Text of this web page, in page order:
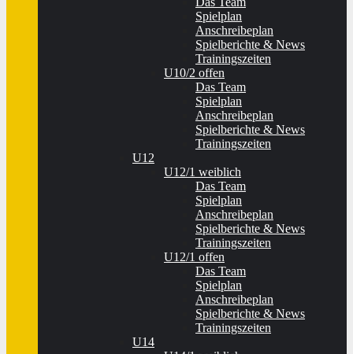
Spielplan
Anschreibeplan
Spielberichte & News
Trainingszeiten
U10/2 offen
Das Team
Spielplan
Anschreibeplan
Spielberichte & News
Trainingszeiten
U12
U12/1 weiblich
Das Team
Spielplan
Anschreibeplan
Spielberichte & News
Trainingszeiten
U12/1 offen
Das Team
Spielplan
Anschreibeplan
Spielberichte & News
Trainingszeiten
U14